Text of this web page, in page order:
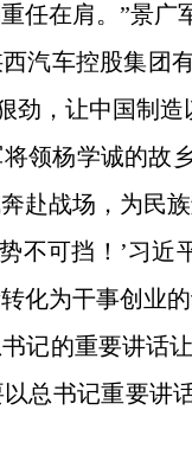
任在肩。”景
汽车控股集团
劲，让中国制
领杨学诚的
赴战场，为民
不可挡！’习
化为干事创业
记的重要讲话
总书记重要讲